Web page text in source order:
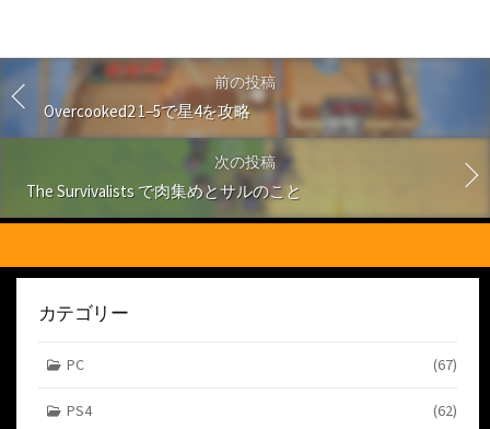
る
前の投稿
Overcooked2 1−5で星4を攻略
次の投稿
The Survivalists で肉集めとサルのこと
カテゴリー
PC (67)
PS4 (62)